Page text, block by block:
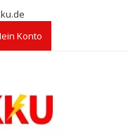
Konto